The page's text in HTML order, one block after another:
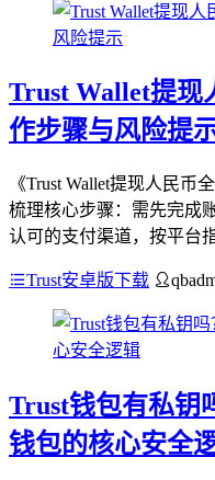
Trust Wallet提现
作步骤与风险提
《Trust Wallet提现人民币
梳理核心步骤：需先完成
认可的支付渠道，按平台
Trust安卓版下载
Trust钱包有私钥
钱包的核心安全